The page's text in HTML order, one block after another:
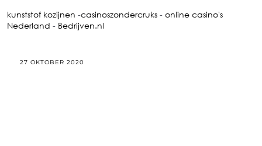
kunststof kozijnen -casinoszondercruks - online casino's
Nederland - Bedrijven.nl
27 OKTOBER 2020